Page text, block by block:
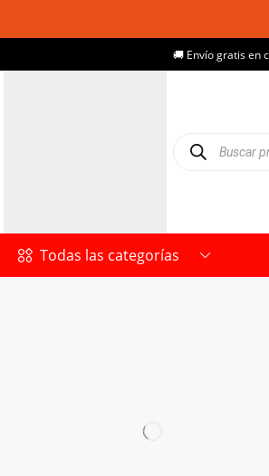
🚚 Envío gratis en
Todas las categorías